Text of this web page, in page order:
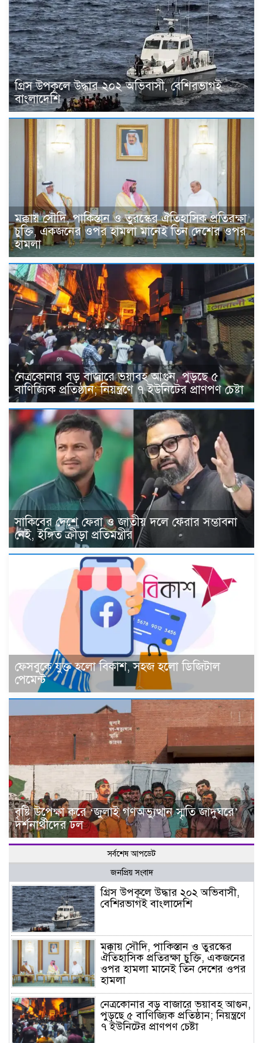
গ্রিস উপকূলে উদ্ধার ২০২ অভিবাসী, বেশিরভাগই
বাংলাদেশি
মক্কায় সৌদি, পাকিস্তান ও তুরস্কের ঐতিহাসিক প্রতিরক্ষা
চুক্তি, একজনের ওপর হামলা মানেই তিন দেশের ওপর
হামলা
নেত্রকোনার বড় বাজারে ভয়াবহ আগুন, পুড়ছে ৫
বাণিজ্যিক প্রতিষ্ঠান; নিয়ন্ত্রণে ৭ ইউনিটের প্রাণপণ চেষ্টা
সাকিবের দেশে ফেরা ও জাতীয় দলে ফেরার সম্ভাবনা
নেই, ইঙ্গিত ক্রীড়া প্রতিমন্ত্রীর
ফেসবুকে যুক্ত হলো বিকাশ, সহজ হলো ডিজিটাল
পেমেন্ট
বৃষ্টি উপেক্ষা করে ‘জুলাই গণঅভ্যুত্থান স্মৃতি জাদুঘরে’
দর্শনার্থীদের ঢল
সর্বশেষ আপডেট
জনপ্রিয় সংবাদ
গ্রিস উপকূলে উদ্ধার ২০২ অভিবাসী,
বেশিরভাগই বাংলাদেশি
মক্কায় সৌদি, পাকিস্তান ও তুরস্কের
ঐতিহাসিক প্রতিরক্ষা চুক্তি, একজনের
ওপর হামলা মানেই তিন দেশের ওপর
হামলা
নেত্রকোনার বড় বাজারে ভয়াবহ আগুন,
পুড়ছে ৫ বাণিজ্যিক প্রতিষ্ঠান; নিয়ন্ত্রণে
৭ ইউনিটের প্রাণপণ চেষ্টা